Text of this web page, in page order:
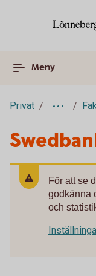
Meny
Privat
För att se
godkänna
och